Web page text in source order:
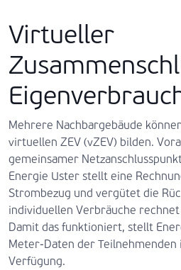
Virtueller
Mehrere Nachbargebäude
virtuellen ZEV (vZEV) bilden.
gemeinsamer
Energie Uster stellt eine
Strombezug und vergütet die
individuellen Verbräuche rechnet
Damit das funktioniert, stellt
Meter-Daten der Teilnehmenden
Verfügung.